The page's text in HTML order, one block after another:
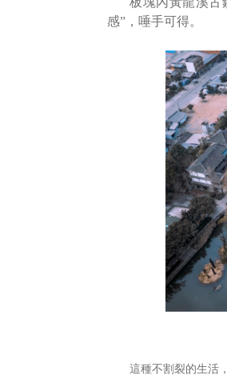
感”，唾手可得。
這種不割裂的生活